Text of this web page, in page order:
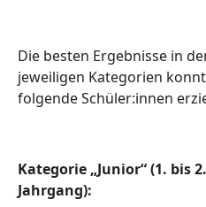
Die besten Ergebnisse in
jeweiligen Kategorien
folgende Schüler:innen
Kategorie „Junior“ (1. bis 2.
Jahrgang):